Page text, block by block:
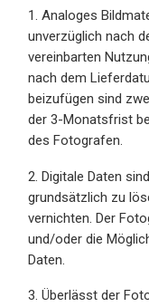
1. Analoges
unverzüglich nach
vereinbarten
nach dem
beizufügen sind
der 3-Monatsfrist
des Fotografen.
2. Digitale Daten
grundsätzlich zu
vernichten. Der
und/oder die
Daten.
3. Überlässt der